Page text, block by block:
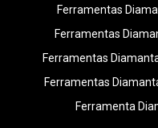
Ferramentas
Ferramentas
Ferramentas
Ferramentas
Ferramenta